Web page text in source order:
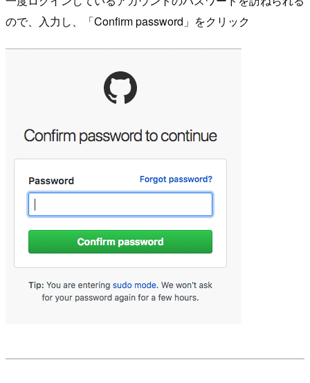
ので、入力し、「Confirm password」をクリック